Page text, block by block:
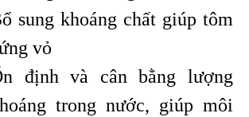
sung khoáng chất giúp tôm
vỏ
định và cân bằng lượng
trong nước, giúp môi